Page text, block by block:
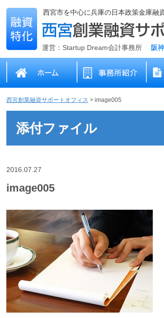
西宮市を中心に兵庫の日本政策金庫融
運営：Startup Dream会計事務所 阪
西宮創業融資サポートオフィス > image005
添付ファイル
2016.07.27
image005